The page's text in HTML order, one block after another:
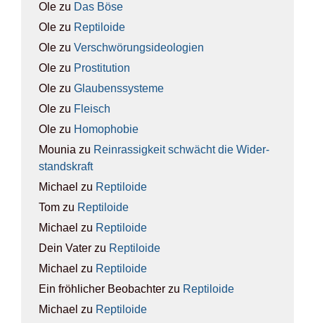
Ole zu Das Böse
Ole zu Rep­ti­lo­ide
Ole zu Ver­schwö­rungs­ideo­lo­gien
Ole zu Pro­sti­tu­ti­on
Ole zu Glau­bens­sys­te­me
Ole zu Fleisch
Ole zu Homo­pho­bie
Mounia zu Rein­ras­sig­keit schwächt die Wider­
stands­kraft
Michael zu Rep­ti­lo­ide
Tom zu Rep­ti­lo­ide
Michael zu Rep­ti­lo­ide
Dein Vater zu Rep­ti­lo­ide
Michael zu Rep­ti­lo­ide
Ein fröhlicher Beobachter zu Rep­ti­lo­ide
Michael zu Rep­ti­lo­ide